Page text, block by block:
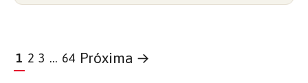
1 2 3 … 64 Próxima →